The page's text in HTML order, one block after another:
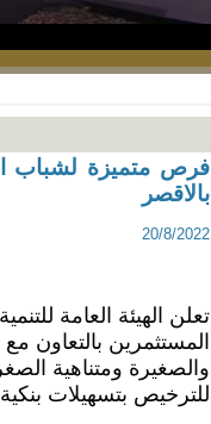
فرص متميزة لشباب
بالاقصر
20/8/2022
والصغيرة ومتناهية
للترخيص بتسهيلات